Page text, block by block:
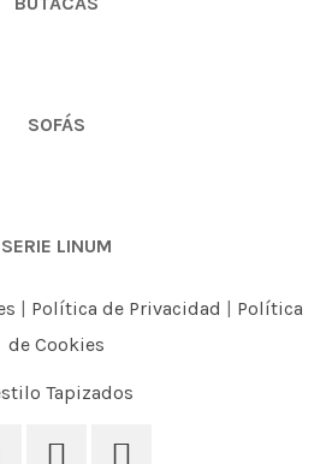
SOFÁS
SERIE LINUM
| Política de Privacidad | Política
de Cookies
Tapizados